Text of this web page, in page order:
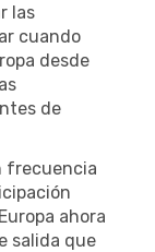
las
cuando
desde
de
frecuencia
ahora
salida que